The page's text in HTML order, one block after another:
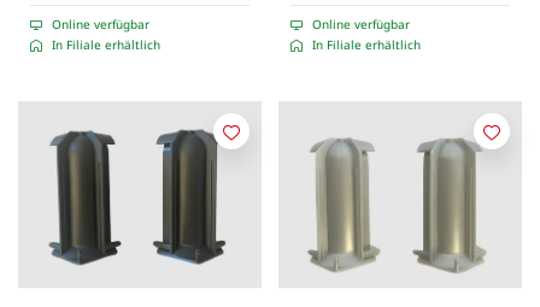
Online verfügbar
In Filiale erhältlich
Online verfügbar
In Filiale erhältlich
Merken